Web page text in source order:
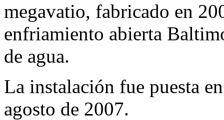
megavatio, fabricado en
enfriamiento abierta
de agua.
La instalación fue puesta
agosto de 2007.